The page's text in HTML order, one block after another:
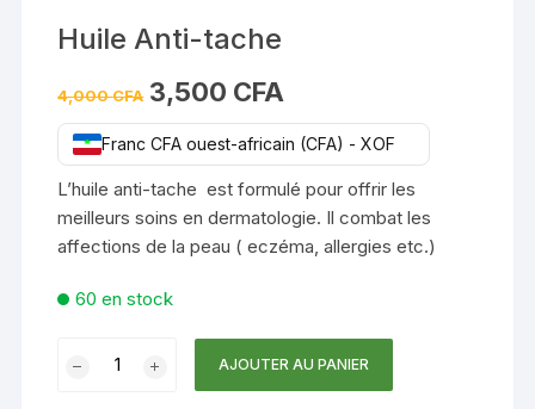
Huile Anti-tache
4,000CFA Le
prix
initial
était :
4,000 CFA.
3,500 CFAprix
actuel
est :
3,500 CFA.
Franc CFA ouest-africain (CFA) - XOF
L’huile anti-tache est formulé pour offrir les
meilleurs soins en dermatologie. Il combat les
affections de la peau ( eczéma, allergies etc.)
60 en stock
AJOUTER AU PANIER